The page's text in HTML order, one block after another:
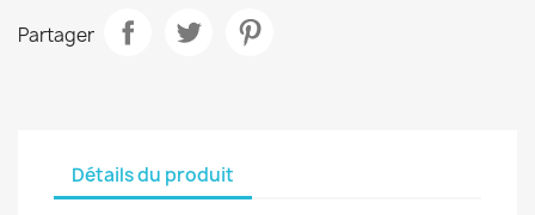
Partager
Détails du produit